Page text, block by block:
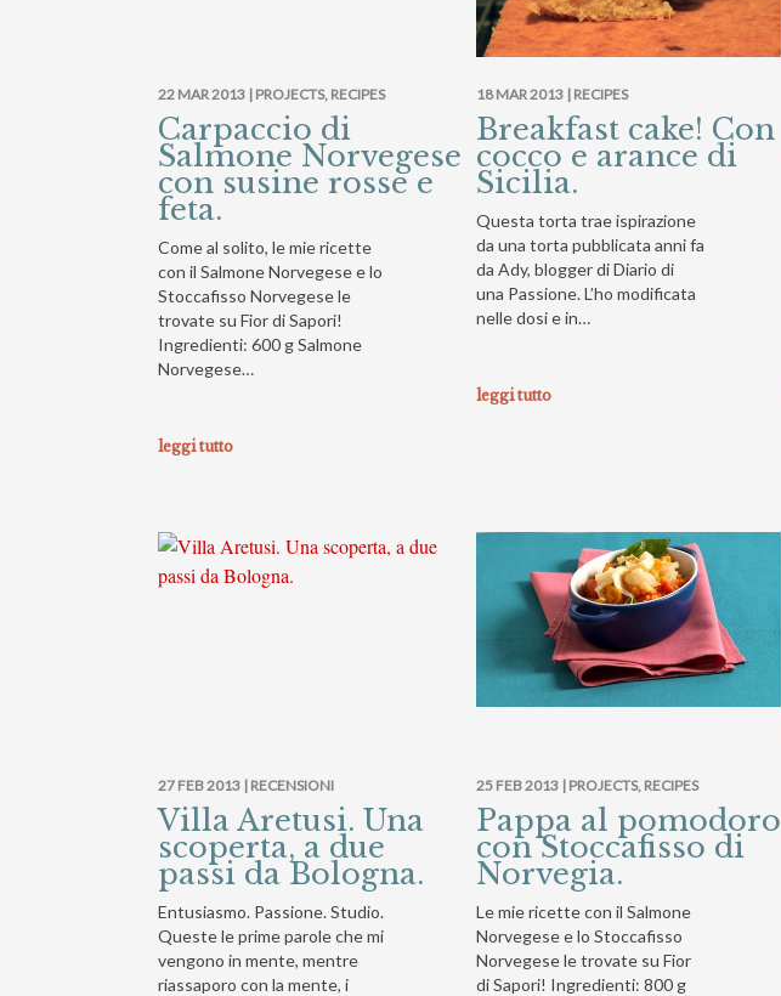
22 MAR 2013 | PROJECTS, RECIPES
Carpaccio di
Salmone Norvegese
con susine rosse e
feta.
Come al solito, le mie ricette
con il Salmone Norvegese e lo
Stoccafisso Norvegese le
trovate su Fior di Sapori!
Ingredienti: 600 g Salmone
Norvegese…
leggi tutto
18 MAR 2013 | RECIPES
Breakfast cake! Con
cocco e arance di
Sicilia.
Questa torta trae ispirazione
da una torta pubblicata anni fa
da Ady, blogger di Diario di
una Passione. L’ho modificata
nelle dosi e in…
leggi tutto
27 FEB 2013 | RECENSIONI
Villa Aretusi. Una
scoperta, a due
passi da Bologna.
Entusiasmo. Passione. Studio.
Queste le prime parole che mi
vengono in mente, mentre
riassaporo con la mente, i
25 FEB 2013 | PROJECTS, RECIPES
Pappa al pomodoro
con Stoccafisso di
Norvegia.
Le mie ricette con il Salmone
Norvegese e lo Stoccafisso
Norvegese le trovate su Fior
di Sapori! Ingredienti: 800 g